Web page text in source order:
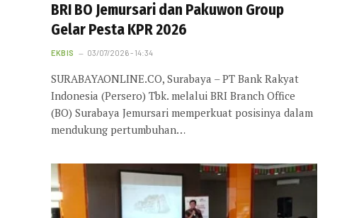
BRI BO Jemursari dan Pakuwon Group
Gelar Pesta KPR 2026
EKBIS 03/07/2026 - 14:34
SURABAYAONLINE.CO, Surabaya – PT Bank Rakyat
Indonesia (Persero) Tbk. melalui BRI Branch Office
(BO) Surabaya Jemursari memperkuat posisinya dalam
mendukung pertumbuhan…